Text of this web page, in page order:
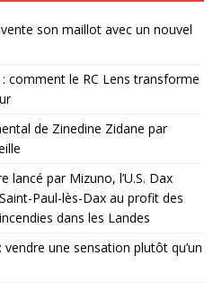
son maillot avec un nouvel
comment le RC Lens transforme
de Zinedine Zidane par
lancé par Mizuno, l’U.S. Dax
Paul-lès-Dax au profit des
dans les Landes
vendre une sensation plutôt qu’un